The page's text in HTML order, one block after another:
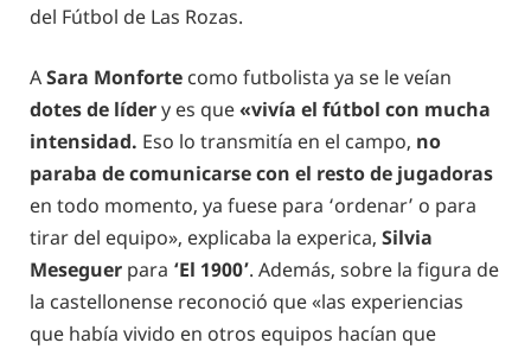
del Fútbol de Las Rozas.
ASara Monforte como futbolista ya se le veían
dotes de lídery es que«vivía el fútbol con mucha
intensidad. Eso lo transmitía en el campo, no
paraba de comunicarse con el resto de jugadoras
en todo momento, ya fuese para ‘ordenar’ o para
tirar del equipo», explicaba la experica, Silvia
Meseguer para ‘El 1900’. Además, sobre la figura de
la castellonense reconoció que «las experiencias
que había vivido en otros equipos hacían que